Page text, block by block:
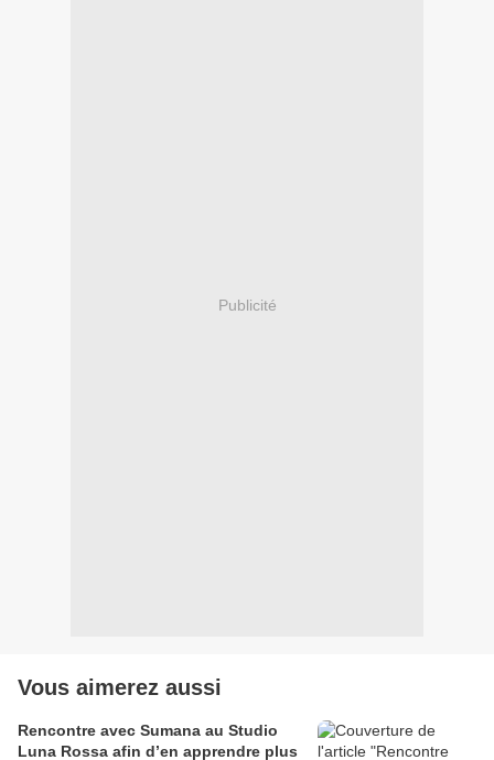
Publicité
Vous aimerez aussi
Rencontre avec Sumana au Studio
Luna Rossa afin d’en apprendre plus